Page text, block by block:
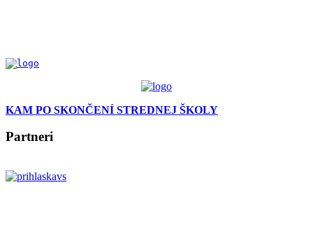
KAM PO SKONČENÍ STREDNEJ ŠKOLY
Partneri